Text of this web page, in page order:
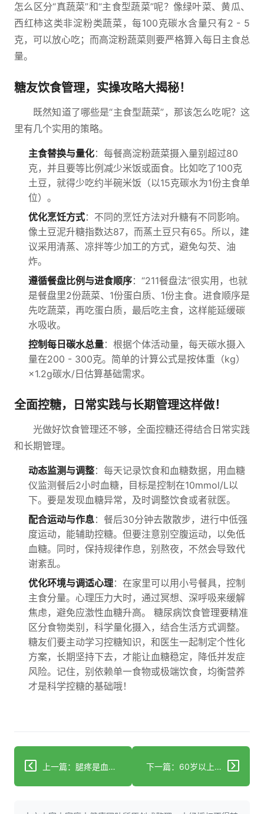
怎么区分“真蔬菜”和“主食型蔬菜”呢？像绿叶菜、黄瓜、
西红柿这类非淀粉类蔬菜，每100克碳水含量只有2 - 5
克，可以放心吃；而高淀粉蔬菜则要严格算入每日主食总
量。
糖友饮食管理，实操攻略大揭秘！
既然知道了哪些是“主食型蔬菜”，那该怎么吃呢？这
里有几个实用的策略。
主食替换与量化：每餐高淀粉蔬菜摄入量别超过80
克，并且要等比例减少米饭或面食。比如吃了100克
土豆，就得少吃约半碗米饭（以15克碳水为1份主食单
位）。
优化烹饪方式：不同的烹饪方法对升糖有不同影响。
像土豆泥升糖指数达87，而蒸土豆只有65。所以，建
议采用清蒸、凉拌等少加工的方式，避免勾芡、油
炸。
遵循餐盘比例与进食顺序：“211餐盘法”很实用，也就
是餐盘里2份蔬菜、1份蛋白质、1份主食。进食顺序是
先吃蔬菜，再吃蛋白质，最后吃主食，这样能延缓碳
水吸收。
控制每日碳水总量：根据个体活动量，每天碳水摄入
量在200 - 300克。简单的计算公式是按体重（kg）
×1.2g碳水/日估算基础需求。
全面控糖，日常实践与长期管理这样做！
光做好饮食管理还不够，全面控糖还得结合日常实践
和长期管理。
动态监测与调整：每天记录饮食和血糖数据，用血糖
仪监测餐后2小时血糖，目标是控制在10mmol/L以
下。要是发现血糖异常，及时调整饮食或者就医。
配合运动与作息：餐后30分钟去散散步，进行中低强
度运动，能辅助控糖。但要注意别空腹运动，以免低
血糖。同时，保持规律作息，别熬夜，不然会导致代
谢紊乱。
优化环境与调适心理：在家里可以用小号餐具，控制
主食分量。心理压力大时，通过冥想、深呼吸来缓解
焦虑，避免应激性血糖升高。 糖尿病饮食管理要精准
区分食物类别，科学量化摄入，结合生活方式调整。
糖友们要主动学习控糖知识，和医生一起制定个性化
方案，长期坚持下去，才能让血糖稳定，降低并发症
风险。记住，别依赖单一食物或极端饮食，均衡营养
才是科学控糖的基础哦！
上一篇：腿疼是血管堵塞信号吗？下肢动脉硬化闭塞症揭秘！ 下一篇：60岁以上老人45%失眠，30天重建睡眠节律降15%患病风险！